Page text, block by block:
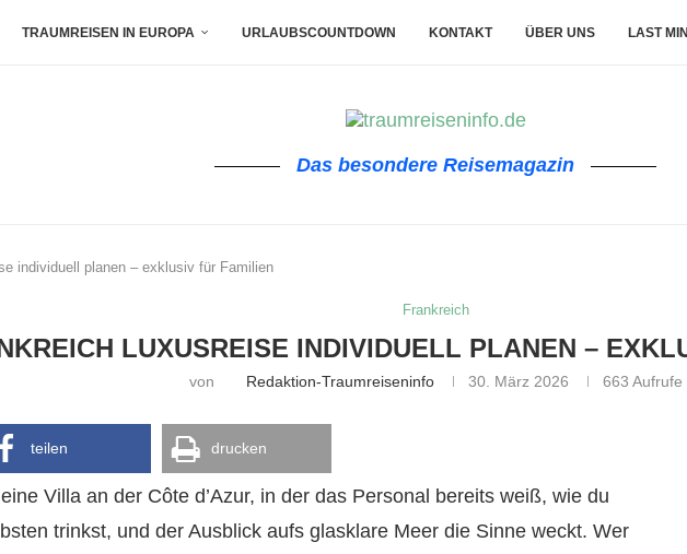
TRAUMREISEN IN EUROPA URLAUBSCOUNTDOWN KONTAKT ÜBER UNS LAST
Das besondere Reisemagazin
individuell planen – exklusiv für Familien
Frankreich
LUXUSREISE INDIVIDUELL PLANEN –
von Redaktion-Traumreiseninfo 30. März 2026 663 Aufrufe
teilen drucken
Villa an der Côte d’Azur, in der das Personal bereits weiß, wie du
trinkst, und der Ausblick aufs glasklare Meer die Sinne weckt. Wer